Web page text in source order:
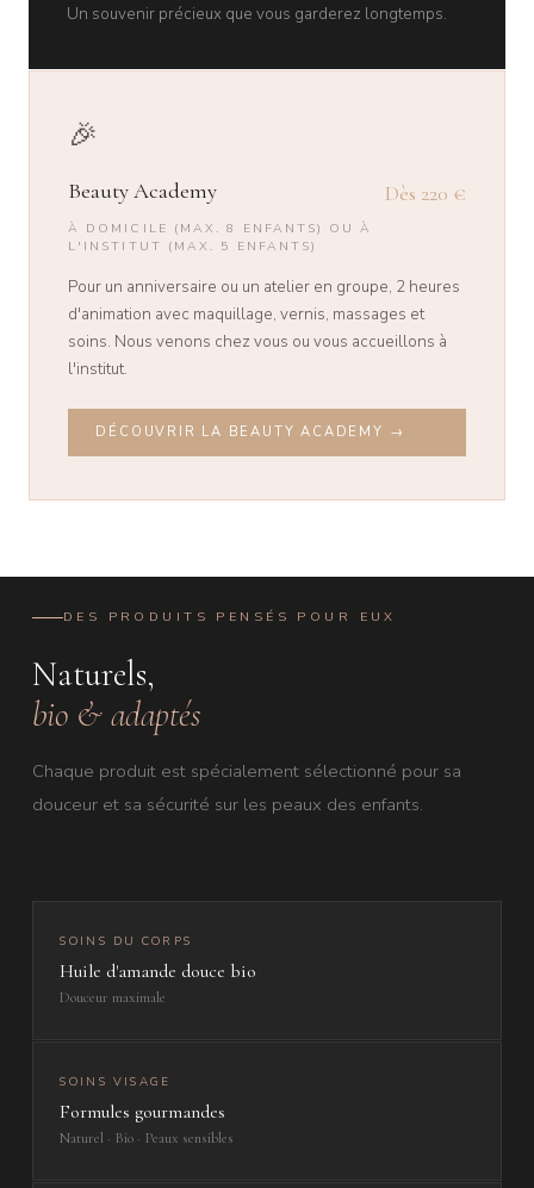
Un souvenir précieux que vous garderez longtemps.
🎉
Beauty Academy Dès 220 €
À DOMICILE (MAX. 8 ENFANTS) OU À
L'INSTITUT (MAX. 5 ENFANTS)
Pour un anniversaire ou un atelier en groupe, 2 heures
d'animation avec maquillage, vernis, massages et
soins. Nous venons chez vous ou vous accueillons à
l'institut.
DÉCOUVRIR LA BEAUTY ACADEMY →
DES PRODUITS PENSÉS POUR EUX
Naturels,
bio & adaptés
Chaque produit est spécialement sélectionné pour sa
douceur et sa sécurité sur les peaux des enfants.
SOINS DU CORPS
Huile d'amande douce bio
Douceur maximale
SOINS VISAGE
Formules gourmandes
Naturel · Bio · Peaux sensibles